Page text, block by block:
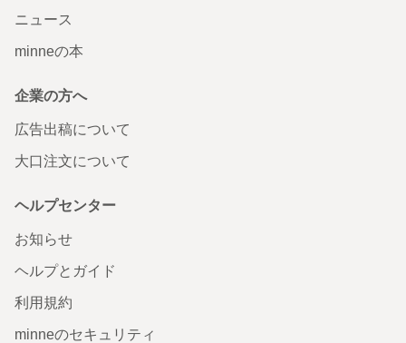
ニュース
minneの本
企業の方へ
広告出稿について
大口注文について
ヘルプセンター
お知らせ
ヘルプとガイド
利用規約
minneのセキュリティ